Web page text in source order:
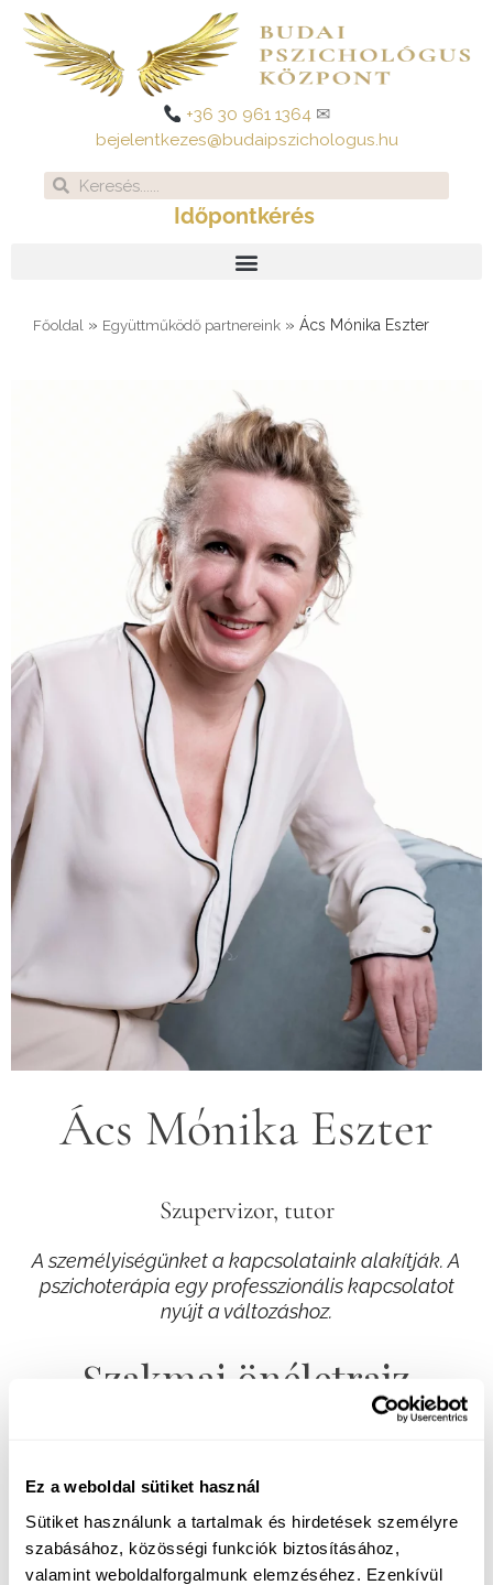
Ez a weboldal sütiket használ
Sütiket használunk a tartalmak és hirdetések személyre
szabásához, közösségi funkciók biztosításához,
valamint weboldalforgalmunk elemzéséhez. Ezenkívül
Skip
content
+36 30 961 1364 ✉
bejelentkezes@budaipszichologus.hu
Időpontkérés
Főoldal » Együttműködő partnereink » Ács Mónika Eszter
Ács Mónika Eszter
Szupervizor, tutor
A személyiségünket a kapcsolataink alakítják. A
pszichoterápia egy professzionális kapcsolatot
nyújt a változáshoz.
Szakmai önéletrajz
2015 Pszichoterapeuta
2015-Hipnózis képzésfolyamatban
2015-Áttétel fókuszú pszichoterápia
képzésfolyamatban, Transference Focused